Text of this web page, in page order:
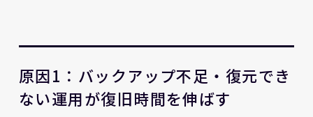
原因1：バックアップ不足・復元でき
ない運用が復旧時間を伸ばす